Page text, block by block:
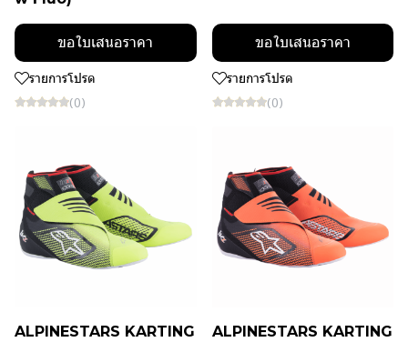
ขอใบเสนอราคา
รายการโปรด
(0)
ขอใบเสนอราคา
รายการโปรด
(0)
ALPINESTARS KARTING
ALPINESTARS KARTING